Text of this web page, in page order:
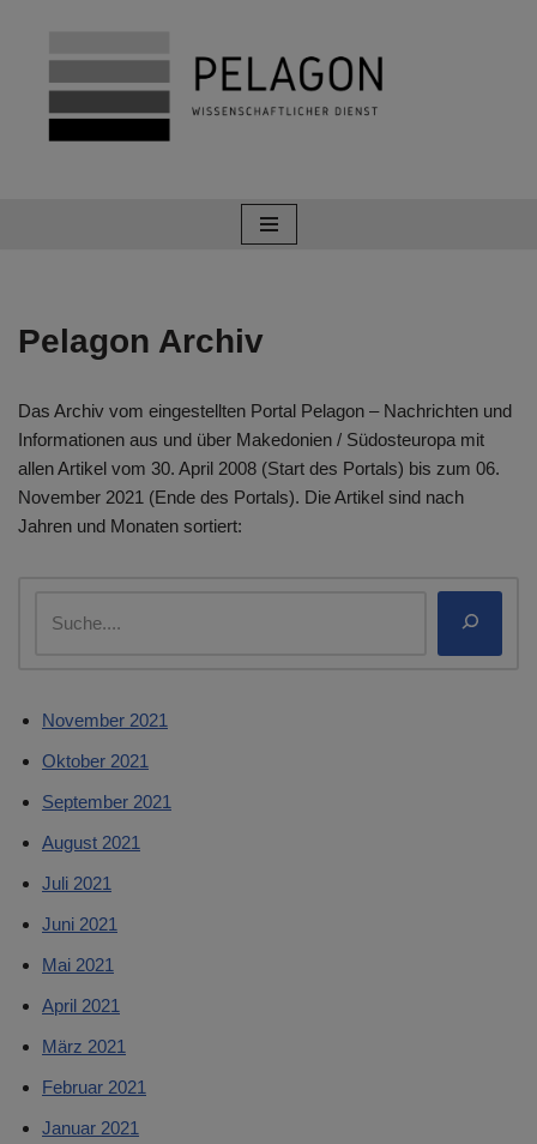
Zum
Inhalt
springen
Pelagon Archiv
Das Archiv vom eingestellten Portal Pelagon – Nachrichten und
Informationen aus und über Makedonien / Südosteuropa mit
allen Artikel vom 30. April 2008 (Start des Portals) bis zum 06.
November 2021 (Ende des Portals). Die Artikel sind nach
Jahren und Monaten sortiert:
November 2021
Oktober 2021
September 2021
August 2021
Juli 2021
Juni 2021
Mai 2021
April 2021
März 2021
Februar 2021
Januar 2021